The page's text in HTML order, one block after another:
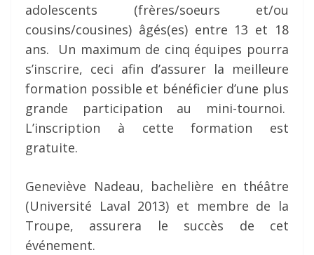
adolescents (frères/soeurs et/ou
cousins/cousines) âgés(es) entre 13 et 18
ans. Un maximum de cinq équipes pourra
s’inscrire, ceci afin d’assurer la meilleure
formation possible et bénéficier d’une plus
grande participation au mini-tournoi.
L’inscription à cette formation est
gratuite.
Geneviève Nadeau, bachelière en théâtre
(Université Laval 2013) et membre de la
Troupe, assurera le succès de cet
événement.